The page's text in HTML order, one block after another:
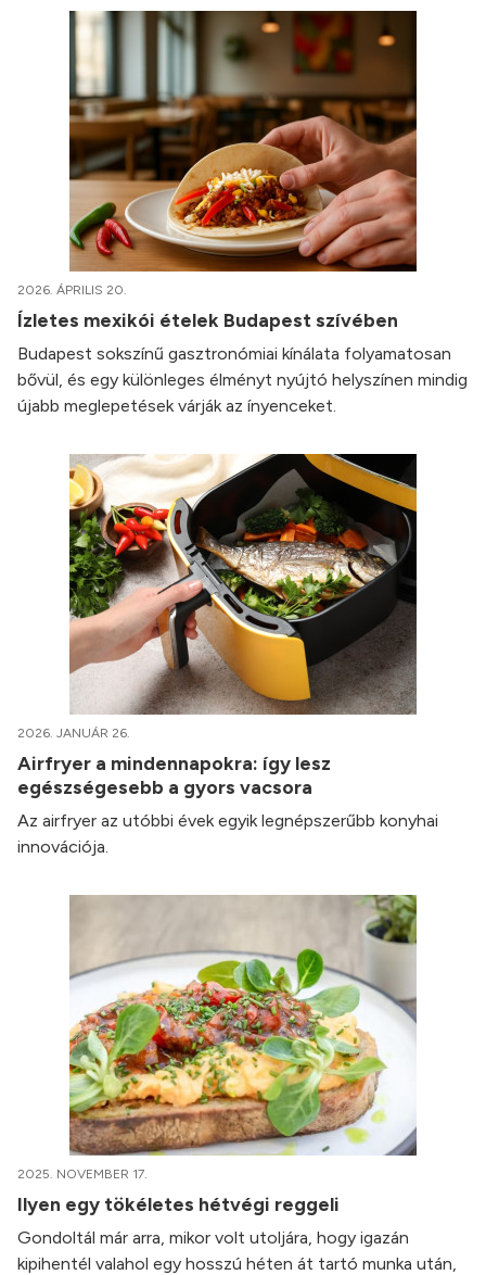
2026. ÁPRILIS 20.
Ízletes mexikói ételek Budapest szívében
Budapest sokszínű gasztronómiai kínálata folyamatosan
bővül, és egy különleges élményt nyújtó helyszínen mindig
újabb meglepetések várják az ínyenceket.
2026. JANUÁR 26.
Airfryer a mindennapokra: így lesz
egészségesebb a gyors vacsora
Az airfryer az utóbbi évek egyik legnépszerűbb konyhai
innovációja.
2025. NOVEMBER 17.
Ilyen egy tökéletes hétvégi reggeli
Gondoltál már arra, mikor volt utoljára, hogy igazán
kipihentél valahol egy hosszú héten át tartó munka után,